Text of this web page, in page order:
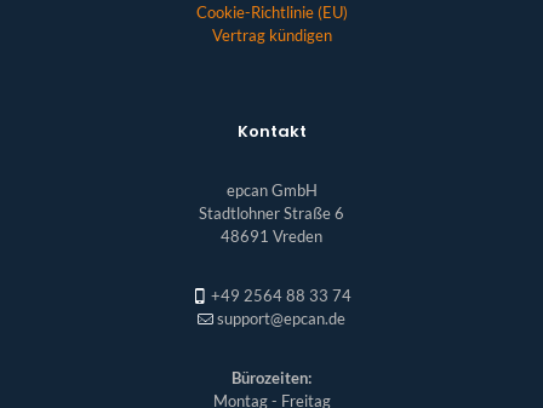
Cookie-Richtlinie (EU)
Vertrag kündigen
Kontakt
epcan GmbH
Stadtlohner Straße 6
48691 Vreden
+49 2564 88 33 74
support@epcan.de
Bürozeiten:
Montag - Freitag